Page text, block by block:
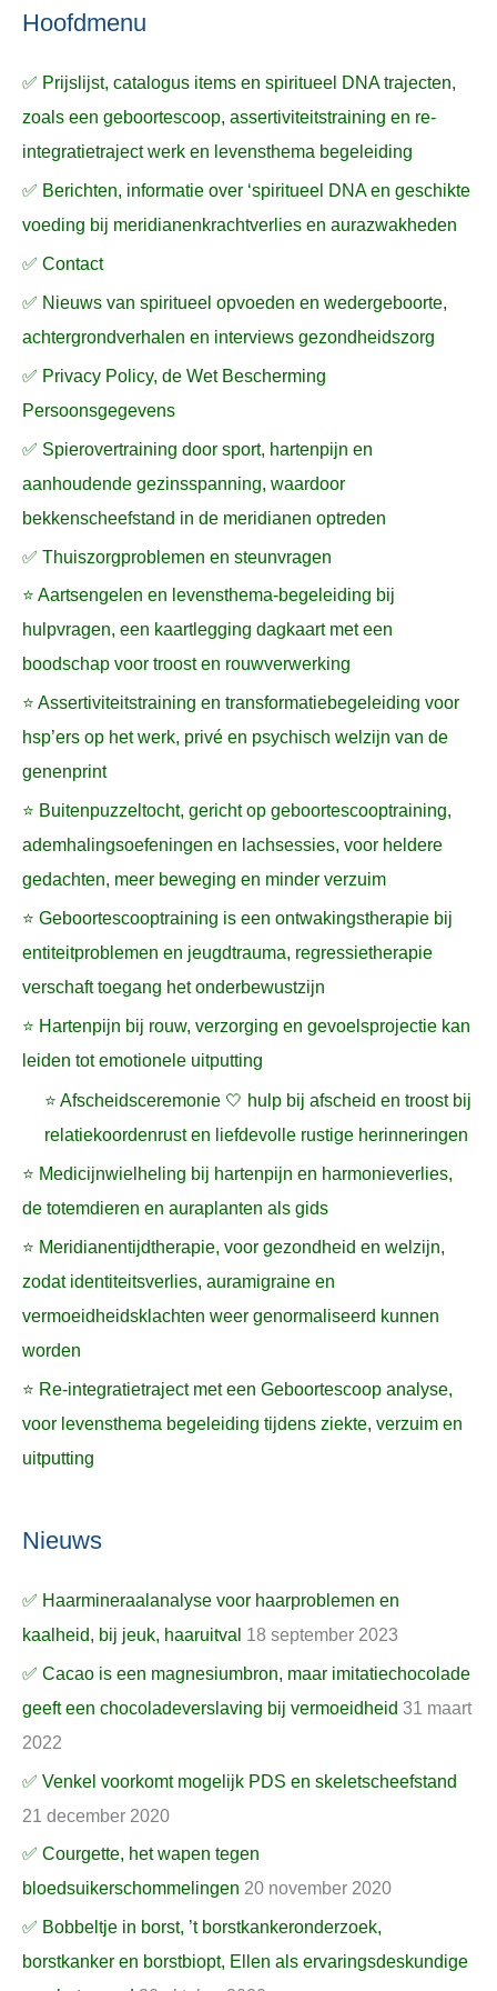
na
r
:
Hoofdmenu
✅ Prijslijst, catalogus items en spiritueel DNA trajecten,
zoals een geboortescoop, assertiviteitstraining en re-
integratietraject werk en levensthema begeleiding
✅ Berichten, informatie over ‘spiritueel DNA en geschikte
voeding bij meridianenkrachtverlies en aurazwakheden
✅ Contact
✅ Nieuws van spiritueel opvoeden en wedergeboorte,
achtergrondverhalen en interviews gezondheidszorg
✅ Privacy Policy, de Wet Bescherming
Persoonsgegevens
✅ Spierovertraining door sport, hartenpijn en
aanhoudende gezinsspanning, waardoor
bekkenscheefstand in de meridianen optreden
✅ Thuiszorgproblemen en steunvragen
⭐ Aartsengelen en levensthema-begeleiding bij
hulpvragen, een kaartlegging dagkaart met een
boodschap voor troost en rouwverwerking
⭐ Assertiviteitstraining en transformatiebegeleiding voor
hsp’ers op het werk, privé en psychisch welzijn van de
genenprint
⭐ Buitenpuzzeltocht, gericht op geboortescooptraining,
ademhalingsoefeningen en lachsessies, voor heldere
gedachten, meer beweging en minder verzuim
⭐ Geboortescooptraining is een ontwakingstherapie bij
entiteitproblemen en jeugdtrauma, regressietherapie
verschaft toegang het onderbewustzijn
⭐ Hartenpijn bij rouw, verzorging en gevoelsprojectie kan
leiden tot emotionele uitputting
⭐ Afscheidsceremonie 🤍 hulp bij afscheid en troost bij
relatiekoordenrust en liefdevolle rustige herinneringen
⭐ Medicijnwielheling bij hartenpijn en harmonieverlies,
de totemdieren en auraplanten als gids
⭐ Meridianentijdtherapie, voor gezondheid en welzijn,
zodat identiteitsverlies, auramigraine en
vermoeidheidsklachten weer genormaliseerd kunnen
worden
⭐ Re-integratietraject met een Geboortescoop analyse,
voor levensthema begeleiding tijdens ziekte, verzuim en
uitputting
Nieuws
✅ Haarmineraalanalyse voor haarproblemen en
kaalheid, bij jeuk, haaruitval 18 september 2023
✅ Cacao is een magnesiumbron, maar imitatiechocolade
geeft een chocoladeverslaving bij vermoeidheid 31 maart
2022
✅ Venkel voorkomt mogelijk PDS en skeletscheefstand
21 december 2020
✅ Courgette, het wapen tegen
bloedsuikerschommelingen 20 november 2020
✅ Bobbeltje in borst, ’t borstkankeronderzoek,
borstkanker en borstbiopt, Ellen als ervaringsdeskundige
n